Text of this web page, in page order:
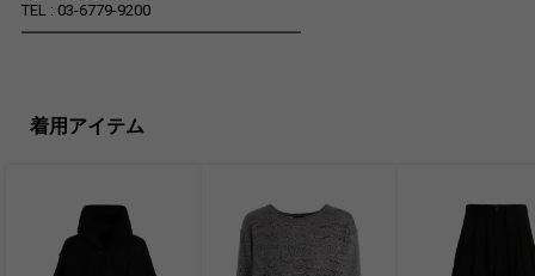
TEL : 03-6779-9200
━━━━━━━━━━━━━━━━━━
着用アイテム